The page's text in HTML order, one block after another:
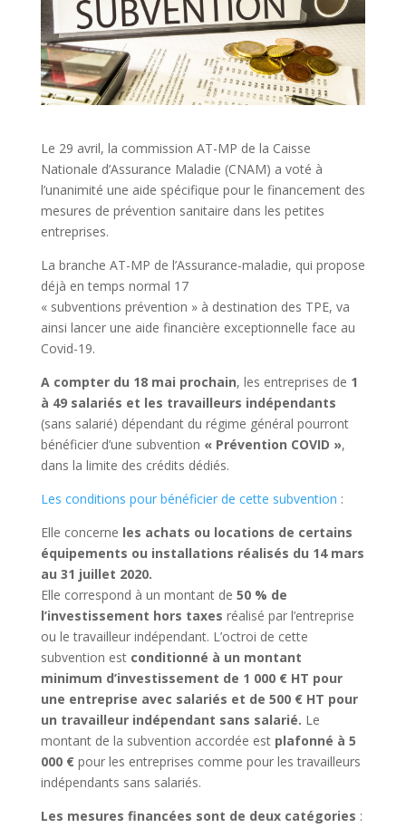
Le 29 avril, la commission AT-MP de la Caisse
Nationale d’Assurance Maladie (CNAM) a voté à
l’unanimité une aide spécifique pour le financement des
mesures de prévention sanitaire dans les petites
entreprises.
La branche AT-MP de l’Assurance-maladie, qui propose
déjà en temps normal 17
« subventions prévention » à destination des TPE, va
ainsi lancer une aide financière exceptionnelle face au
Covid-19.
A compter du 18 mai prochain, les entreprises de 1
à 49 salariés et les travailleurs indépendants
(sans salarié) dépendant du régime général pourront
bénéficier d’une subvention « Prévention COVID »,
dans la limite des crédits dédiés.
Les conditions pour bénéficier de cette subvention :
Elle concerne les achats ou locations de certains
équipements ou installations réalisés du 14 mars
au 31 juillet 2020.
Elle correspond à un montant de 50 % de
l’investissement hors taxes réalisé par l’entreprise
ou le travailleur indépendant. L’octroi de cette
subvention est conditionné à un montant
minimum d’investissement de 1 000 € HT pour
une entreprise avec salariés et de 500 € HT pour
un travailleur indépendant sans salarié. Le
montant de la subvention accordée est plafonné à 5
000 €pour les entreprises comme pour les travailleurs
indépendants sans salariés.
Les mesures financées sont de deux catégories :